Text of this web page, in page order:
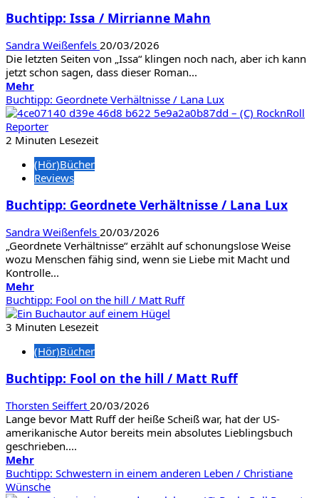
Devil’s
Buchtipp: Issa / Mirrianne Mahn
Sandra Weißenfels 20/03/2026
Die letzten Seiten von „Issa“ klingen noch nach, aber ich kann
jetzt schon sagen, dass dieser Roman...
MehrMehr
Informationen
über
Buchtipp:
Issa
Mirrianne
Mahn
Buchtipp: Geordnete Verhältnisse / Lana Lux
2 Minuten Lesezeit
(Hör)Bücher
Reviews
Buchtipp: Geordnete Verhältnisse / Lana Lux
Sandra Weißenfels 20/03/2026
„Geordnete Verhältnisse“ erzählt auf schonungslose Weise
wozu Menschen fähig sind, wenn sie Liebe mit Macht und
Kontrolle...
MehrMehr
Informationen
über
Buchtipp:
Verhältnisse
Lana
Buchtipp: Fool on the hill / Matt Ruff
3 Minuten Lesezeit
(Hör)Bücher
Buchtipp: Fool on the hill / Matt Ruff
Thorsten Seiffert 20/03/2026
Lange bevor Matt Ruff der heiße Scheiß war, hat der US-
amerikanische Autor bereits mein absolutes Lieblingsbuch
geschrieben....
MehrMehr
Informationen
über
Buchtipp: Schwestern in einem anderen Leben / Christiane
Wünsche